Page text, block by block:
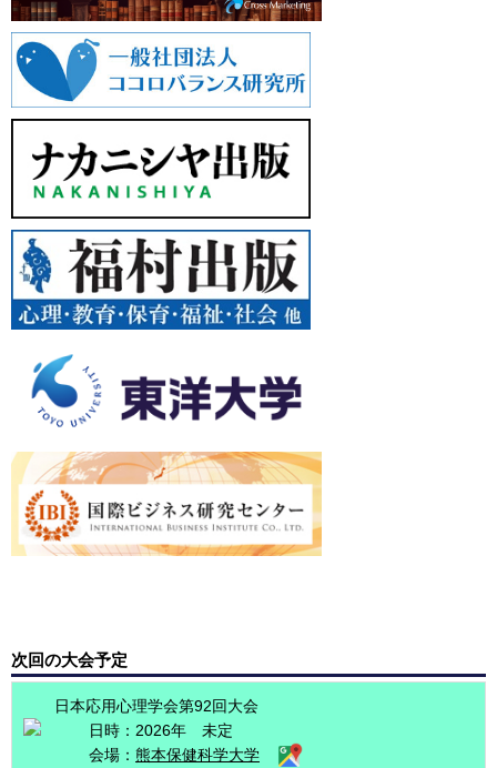
次回の大会予定
日本応用心理学会第92回大会
日時：2026年 未定
会場： 熊本保健科学大学